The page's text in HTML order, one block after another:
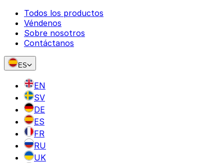
Todos los productos
Véndenos
Sobre nosotros
Contáctanos
ES
EN
SV
DE
ES
FR
RU
UK